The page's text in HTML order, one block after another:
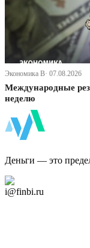
Экономика В· 07.08.2026
Международные
неделю
Деньги — это
i@finbi.ru